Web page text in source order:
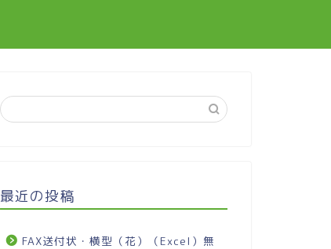
最近の投稿
FAX送付状・横型（花）（Excel）無